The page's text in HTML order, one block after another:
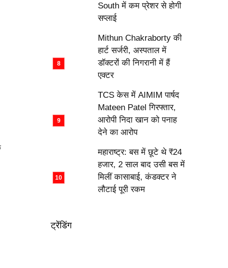
South में कम प्रेशर से होगी
सप्लाई
Mithun Chakraborty की
हार्ट सर्जरी, अस्पताल में
डॉक्टरों की निगरानी में हैं
एक्टर
TCS केस में AIMIM पार्षद
Mateen Patel गिरफ्तार,
आरोपी निदा खान को पनाह
देने का आरोप
महाराष्ट्र: बस में छूटे थे ₹24
हजार, 2 साल बाद उसी बस में
मिलीं कासाबाई, कंडक्टर ने
लौटाई पूरी रकम
ट्रेंडिंग